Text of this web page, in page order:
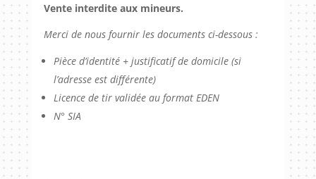
Vente interdite aux mineurs.
Merci de nous fournir les documents ci-dessous :
Pièce d’identité + justificatif de domicile (si
l’adresse est différente)
Licence de tir validée au format EDEN
N° SIA